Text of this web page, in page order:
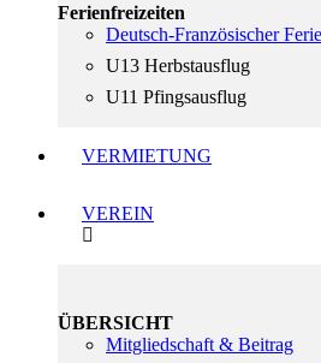
Ferienfreizeiten
Deutsch-Französischer
U13 Herbstausflug
U11 Pfingsausflug
VERMIETUNG
VEREIN
ÜBERSICHT
Mitgliedschaft & Beitrag